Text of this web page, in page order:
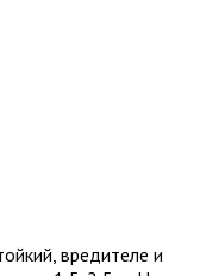
вредителе и